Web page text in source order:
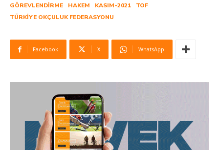
GÖREVLENDIRME
HAKEM KASIM-2021
TOF
TÜRKIYE OKÇULUK FEDERASYONU
Facebook X WhatsApp